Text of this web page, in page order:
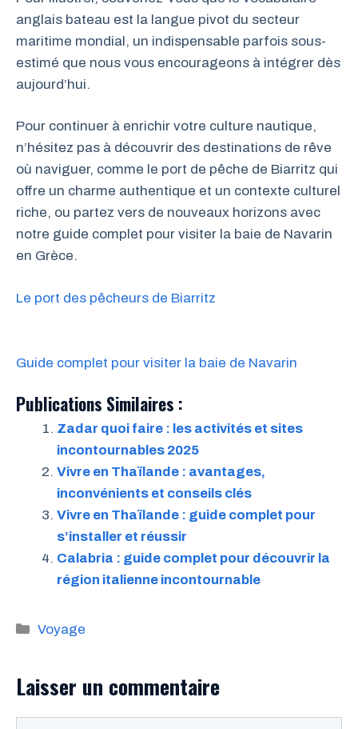
anglais bateau est la langue pivot du secteur
maritime mondial, un indispensable parfois sous-
estimé que nous vous encourageons à intégrer dès
aujourd’hui.
Pour continuer à enrichir votre culture nautique,
n’hésitez pas à découvrir des destinations de rêve
où naviguer, comme le port de pêche de Biarritz qui
offre un charme authentique et un contexte culturel
riche, ou partez vers de nouveaux horizons avec
notre guide complet pour visiter la baie de Navarin
en Grèce.
Le port des pêcheurs de Biarritz
Guide complet pour visiter la baie de Navarin
Publications Similaires :
Zadar quoi faire : les activités et sites
incontournables 2025
Vivre en Thaïlande : avantages,
inconvénients et conseils clés
Vivre en Thaïlande : guide complet pour
s’installer et réussir
Calabria : guide complet pour découvrir la
région italienne incontournable
Catégories
Voyage
Laisser un commentaire